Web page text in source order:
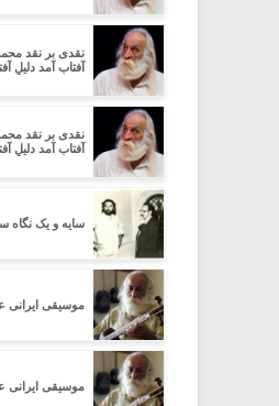
نقدی بر نقد
آفتاب آمد دلیلِ
نقدی بر نقد
آفتاب آمد دلیلِ
سایه و یک نگاه
موسیقی ایرانی
موسیقی ایرانی